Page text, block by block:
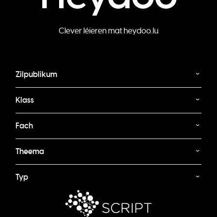
Clever léieren mat heydoo.lu
Zilpublikum
Klass
Fach
Theema
Typ